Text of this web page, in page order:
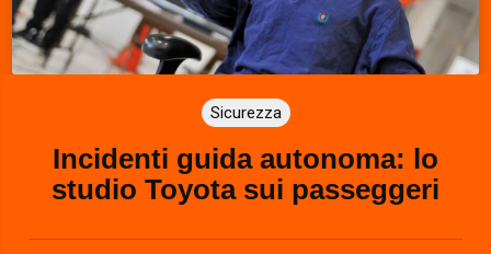
Sicurezza
Incidenti guida autonoma: lo
studio Toyota sui passeggeri